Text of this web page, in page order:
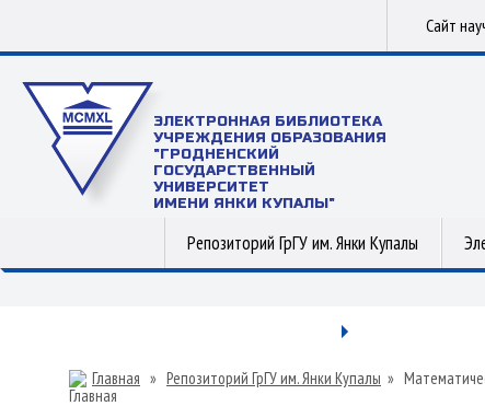
Сайт
ЭЛЕКТРОННАЯ БИБЛИОТЕКА
УЧРЕЖДЕНИЯ ОБРАЗОВАНИЯ
"ГРОДНЕНСКИЙ
ГОСУДАРСТВЕННЫЙ
УНИВЕРСИТЕТ
ИМЕНИ ЯНКИ КУПАЛЫ"
Репозиторий ГрГУ им. Янки Купалы
Главная » Репозиторий ГрГУ им. Янки Купалы »